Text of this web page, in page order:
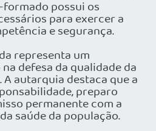
possui os
para exercer a
e segurança.
representa um
defesa da qualidade da
autarquia destaca que a
preparo
permanente com a
saúde da população.